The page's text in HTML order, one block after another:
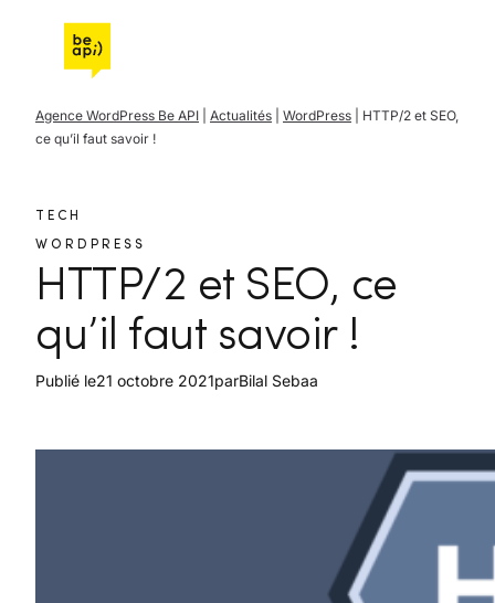
Agence WordPress Be API Actualités WordPress
HTTP/2 et SEO,
ce qu’il faut savoir !
TECH
WORDPRESS
HTTP/2 et SEO, ce
qu’il faut savoir !
Publié le21 octobre 2021parBilal Sebaa